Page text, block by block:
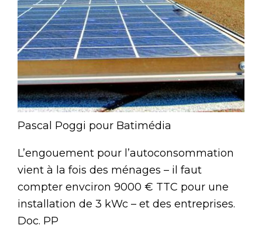
Pascal Poggi pour Batimédia
L’engouement pour l’autoconsommation
vient à la fois des ménages – il faut
compter envciron 9000 € TTC pour une
installation de 3 kWc – et des entreprises.
Doc. PP